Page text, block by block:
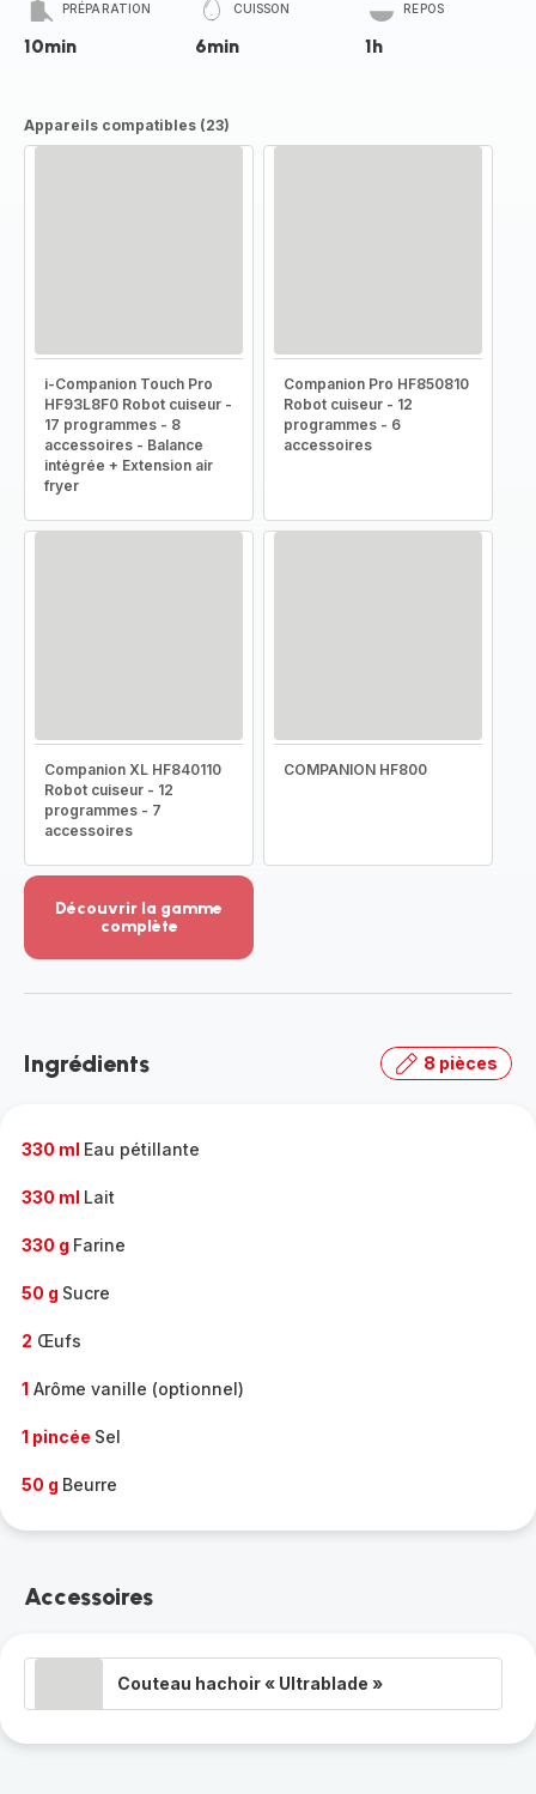
PRÉPARATION
10min
CUISSON
6min
REPOS
1h
Appareils compatibles (23)
i-Companion Touch Pro
HF93L8F0 Robot cuiseur -
17 programmes - 8
accessoires - Balance
intégrée + Extension air
fryer
Companion Pro HF850810
Robot cuiseur - 12
programmes - 6
accessoires
Companion XL HF840110
Robot cuiseur - 12
programmes - 7
accessoires
COMPANION HF800
Découvrir la gamme
complète
-
gamme
Ingrédients 8 pièces
330 ml Eau pétillante
330 ml Lait
330 g Farine
50 g Sucre
2 Œufs
1 Arôme vanille (optionnel)
1 pincée Sel
50 g Beurre
Accessoires
Couteau hachoir « Ultrablade »